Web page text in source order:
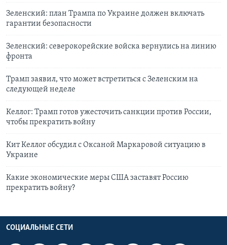
Зеленский: план Трампа по Украине должен включать
гарантии безопасности
Зеленский: северокорейские войска вернулись на линию
фронта
Трамп заявил, что может встретиться с Зеленским на
следующей неделе
Келлог: Трамп готов ужесточить санкции против России,
чтобы прекратить войну
Кит Келлог обсудил с Оксаной Маркаровой ситуацию в
Украине
Какие экономические меры США заставят Россию
прекратить войну?
СОЦИАЛЬНЫЕ СЕТИ